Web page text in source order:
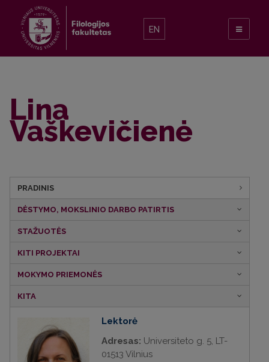
EN
Lina
Vaškevičienė
PRADINIS
DĖSTYMO, MOKSLINIO DARBO PATIRTIS
STAŽUOTĖS
KITI PROJEKTAI
MOKYMO PRIEMONĖS
KITA
Lektorė
Adresas: Universiteto g. 5, LT-
01513 Vilnius